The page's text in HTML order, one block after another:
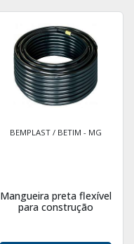
BEMPLAST / BETIM - MG
Mangueira preta flexível
para construção